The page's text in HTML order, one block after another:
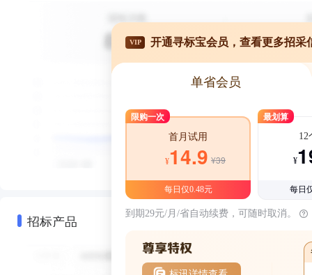
招标产品
VIP 开通寻标宝会员，查看更多招采
单省会员
限购一次
首月试用
¥14.9 ¥39
每日仅0.48元
最划算
12
¥
每日
到期29元/月/省自动续费，可随时取消。